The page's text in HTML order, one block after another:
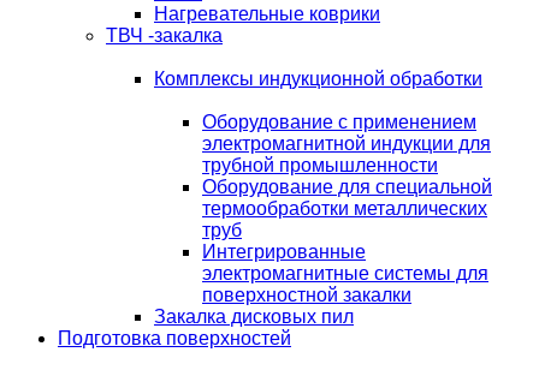
Нагревательные коврики
ТВЧ -закалка
Комплексы индукционной обработки
Оборудование с применением
электромагнитной индукции для
трубной промышленности
Оборудование для специальной
термообработки металлических
труб
Интегрированные
электромагнитные системы для
поверхностной закалки
Закалка дисковых пил
Подготовка поверхностей